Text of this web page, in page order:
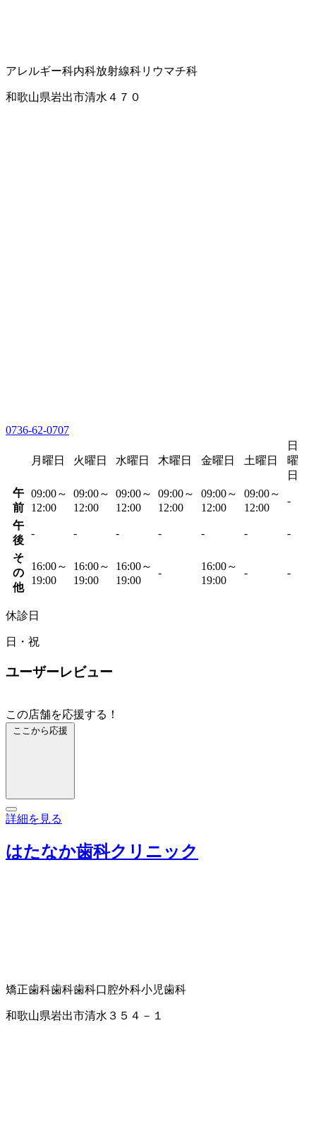
アレルギー科内科放射線科リウマチ科
和歌山県岩出市清水４７０
0736-62-0707
月曜日 火曜日 水曜日 木曜日 金曜日 土曜日
日
曜
日
午
前
09:00～
12:00
09:00～
12:00
09:00～
12:00
09:00～
12:00
09:00～
12:00
09:00～
12:00
-
午
後
- - - - - - -
そ
の
他
16:00～
19:00
16:00～
19:00
16:00～
19:00
-
16:00～
19:00
- -
休診日
日・祝
ユーザーレビュー
この店舗を応援する！
ここから応援
詳細を見る
はたなか歯科クリニック
矯正歯科歯科歯科口腔外科小児歯科
和歌山県岩出市清水３５４－１